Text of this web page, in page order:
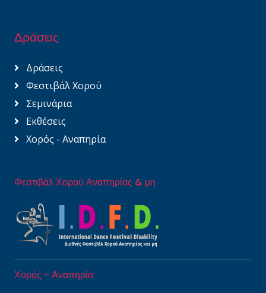
Δράσεις
Δράσεις
Φεστιβάλ Χορού
Σεμινάρια
Εκθέσεις
Χορός - Αναπηρία
Φεστιβάλ Χορού Αναπηρίας & μη
Χορός - Αναπηρία